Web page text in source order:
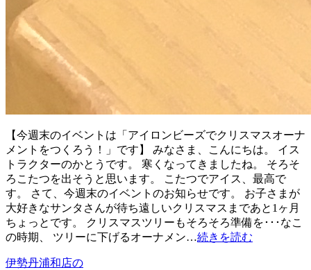
【今週末のイベントは「アイロンビーズでクリスマスオーナ
メントをつくろう！」です】 みなさま、こんにちは。 イス
トラクターのかとうです。 寒くなってきましたね。 そろそ
ろこたつを出そうと思います。 こたつでアイス、最高で
す。 さて、今週末のイベントのお知らせです。 お子さまが
大好きなサンタさんが待ち遠しいクリスマスまであと1ヶ月
ちょっとです。 クリスマスツリーもそろそろ準備を･･･なこ
の時期、 ツリーに下げるオーナメン…続きを読む
伊勢丹浦和店の